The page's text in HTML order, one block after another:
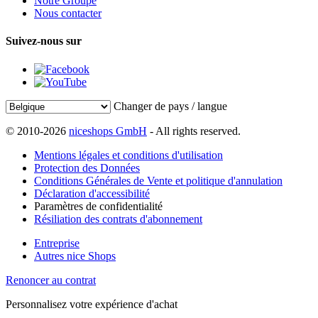
Nous contacter
Suivez-nous sur
Changer de pays / langue
© 2010-2026 niceshops GmbH - All rights reserved.
Mentions légales et conditions d'utilisation
Protection des Données
Conditions Générales de Vente et politique d'annulation
Déclaration d'accessibilité
Paramètres de confidentialité
Résiliation des contrats d'abonnement
Entreprise
Autres nice Shops
Renoncer au contrat
Personnalisez votre expérience d'achat